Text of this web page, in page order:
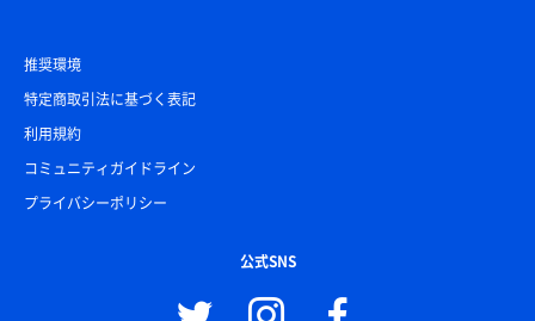
推奨環境
特定商取引法に基づく表記
利用規約
コミュニティガイドライン
プライバシーポリシー
公式SNS